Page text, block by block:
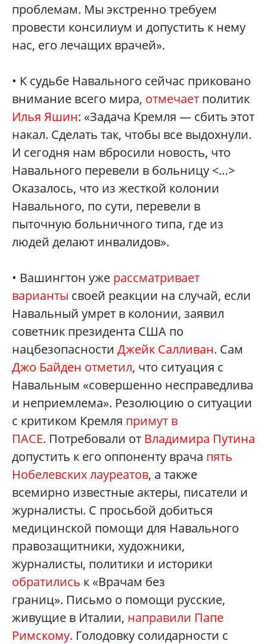
проблемам. Мы экстренно требуем
провести консилиум и допустить к нему
нас, его лечащих врачей».
• К судьбе Навального сейчас приковано
внимание всего мира, отмечает политик
Илья Яшин: «Задача Кремля — сбить этот
накал. Сделать так, чтобы все выдохнули.
И сегодня нам вбросили новость, что
Навального перевели в больницу <…>
Оказалось, что из жесткой колонии
Навального, по сути, перевели в
пыточную больничного типа, где из
людей делают инвалидов».
• Вашингтон уже рассматривает
варианты своей реакции на случай, если
Навальный умрет в колонии, заявил
советник президента США по
нацбезопасности Джейк Салливан. Сам
Джо Байден отметил, что ситуация с
Навальным «совершенно несправедлива
и неприемлема». Резолюцию о ситуации
с критиком Кремля примут в
ПАСЕ. Потребовали от Владимира Путина
допустить к его оппоненту врача пять
Нобелевских лауреатов, а также
всемирно известные актеры, писатели и
журналисты. С просьбой добиться
медицинской помощи для Навального
правозащитники, художники,
журналисты, политики и историки
обратились к «Врачам без
границ». Письмо о помощи русские,
живущие в Италии, направили Папе
Римскому. Голодовку солидарности с